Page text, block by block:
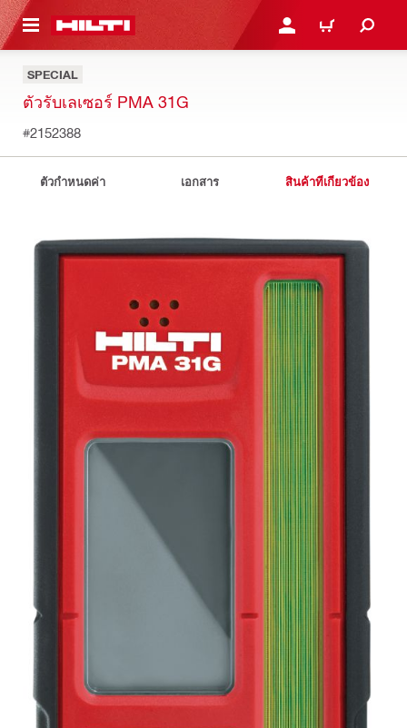
CONTENT เข้าสู่ระบบหรือลงทะเบียนเ
ตะกร้าสินค้า
SPECIAL
ตัวรับเลเซอร์ PMA 31G
#2152388
ตัวกำหนดค่า เอกสาร สินค้าที่เกี่ยวข้อง